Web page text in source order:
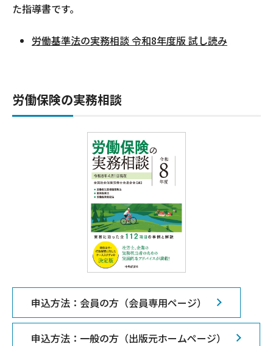
た指導書です。
労働基準法の実務相談 令和8年度版 試し読み
労働保険の実務相談
申込方法：会員の方（会員専用ページ）
申込方法：一般の方（出版元ホームページ）